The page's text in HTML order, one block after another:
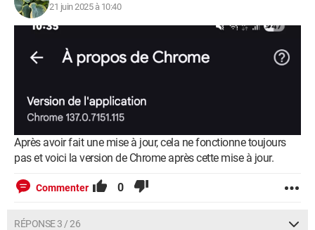
21 juin 2025 à 10:40
Après avoir fait une mise à jour, cela ne fonctionne toujours
pas et voici la version de Chrome après cette mise à jour.
Commenter 0
RÉPONSE 3 / 26